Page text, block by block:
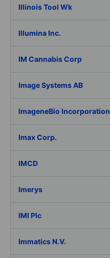
Illinois Tool Wk
Illumina Inc.
IM Cannabis Corp
Image Systems AB
ImageneBio Incorporation
Imax Corp.
IMCD
Imerys
IMI Plc
Immatics N.V.